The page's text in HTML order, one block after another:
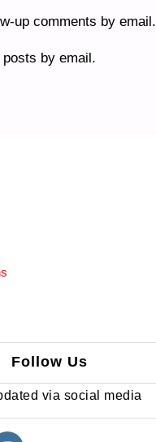
up comments by email.
by email.
Follow Us
via social media